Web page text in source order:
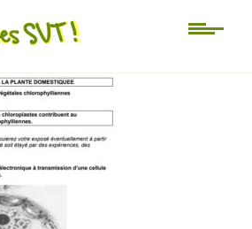
2